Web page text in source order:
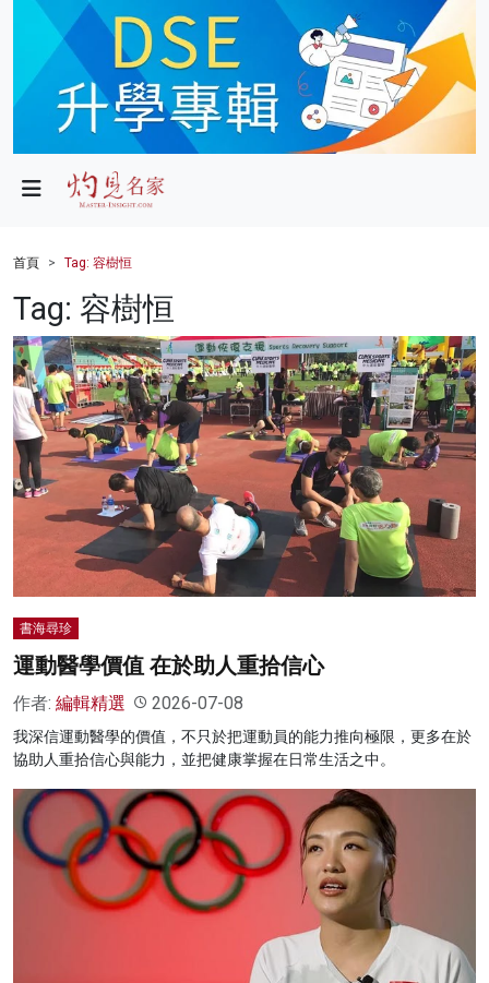
政局
財經
健康
商業
科技
影片
名家榜
灼見活動
首頁 Tag: 容樹恒
Tag: 容樹恒
書海尋珍
運動醫學價值 在於助人重拾信心
作者: 編輯精選 2026-07-08
我深信運動醫學的價值，不只於把運動員的能力推向極限，更多在於
協助人重拾信心與能力，並把健康掌握在日常生活之中。